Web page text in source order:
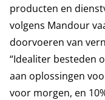
producten en
volgens Mandour
doorvoeren van
“Idealiter besteden
aan oplossingen
voor morgen, en